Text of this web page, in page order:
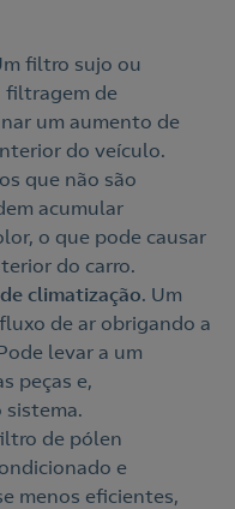
filtro sujo ou
filtragem de
um aumento de
do veículo.
que não são
acumular
o que pode causar
do carro.
climatização. Um
de ar obrigando a
levar a um
peças e,
de pólen
e
menos eficientes,